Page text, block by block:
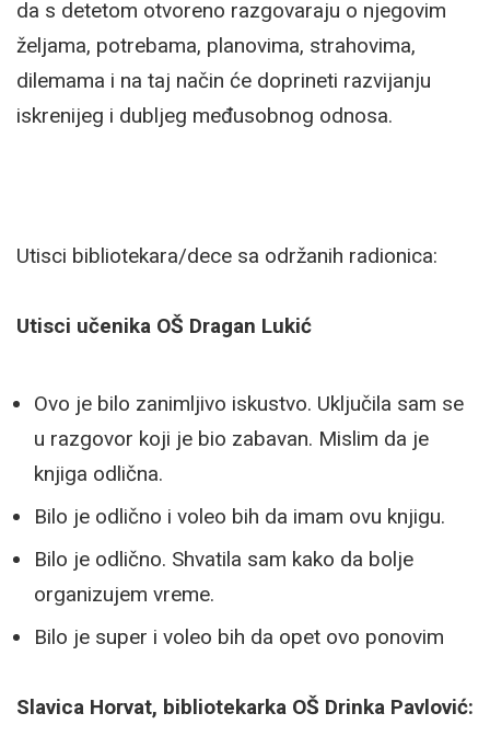
da s detetom otvoreno razgovaraju o njegovim
željama, potrebama, planovima, strahovima,
dilemama i na taj način će doprineti razvijanju
iskrenijeg i dubljeg međusobnog odnosa.
Utisci bibliotekara/dece sa održanih radionica:
Utisci učenika OŠ Dragan Lukić
Ovo je bilo zanimljivo iskustvo. Uključila sam se
u razgovor koji je bio zabavan. Mislim da je
knjiga odlična.
Bilo je odlično i voleo bih da imam ovu knjigu.
Bilo je odlično. Shvatila sam kako da bolje
organizujem vreme.
Bilo je super i voleo bih da opet ovo ponovim
Slavica Horvat, bibliotekarka OŠ Drinka Pavlović: